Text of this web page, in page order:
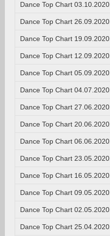
Dance Top Chart 03.10.2020.
Dance Top Chart 26.09.2020.
Dance Top Chart 19.09.2020.
Dance Top Chart 12.09.2020.
Dance Top Chart 05.09.2020.
Dance Top Chart 04.07.2020.
Dance Top Chart 27.06.2020.
Dance Top Chart 20.06.2020.
Dance Top Chart 06.06.2020.
Dance Top Chart 23.05.2020.
Dance Top Chart 16.05.2020.
Dance Top Chart 09.05.2020.
Dance Top Chart 02.05.2020.
Dance Top Chart 25.04.2020.